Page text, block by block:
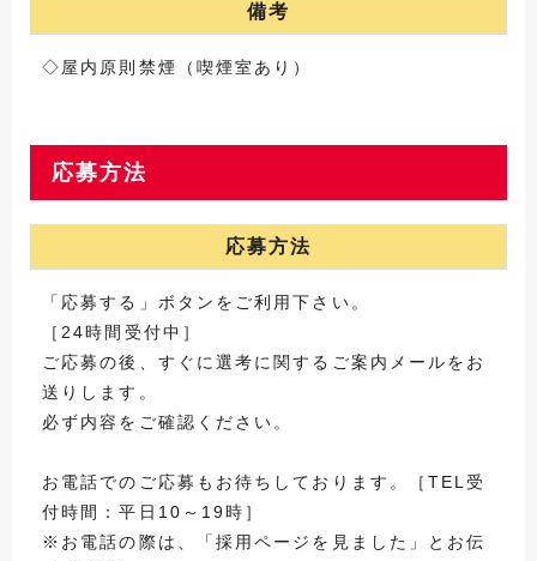
備考
◇屋内原則禁煙（喫煙室あり）
応募方法
応募方法
「応募する」ボタンをご利用下さい。
［24時間受付中］
ご応募の後、すぐに選考に関するご案内メールをお
送りします。
必ず内容をご確認ください。
お電話でのご応募もお待ちしております。［TEL受
付時間：平日10～19時］
※お電話の際は、「採用ページを見ました」とお伝